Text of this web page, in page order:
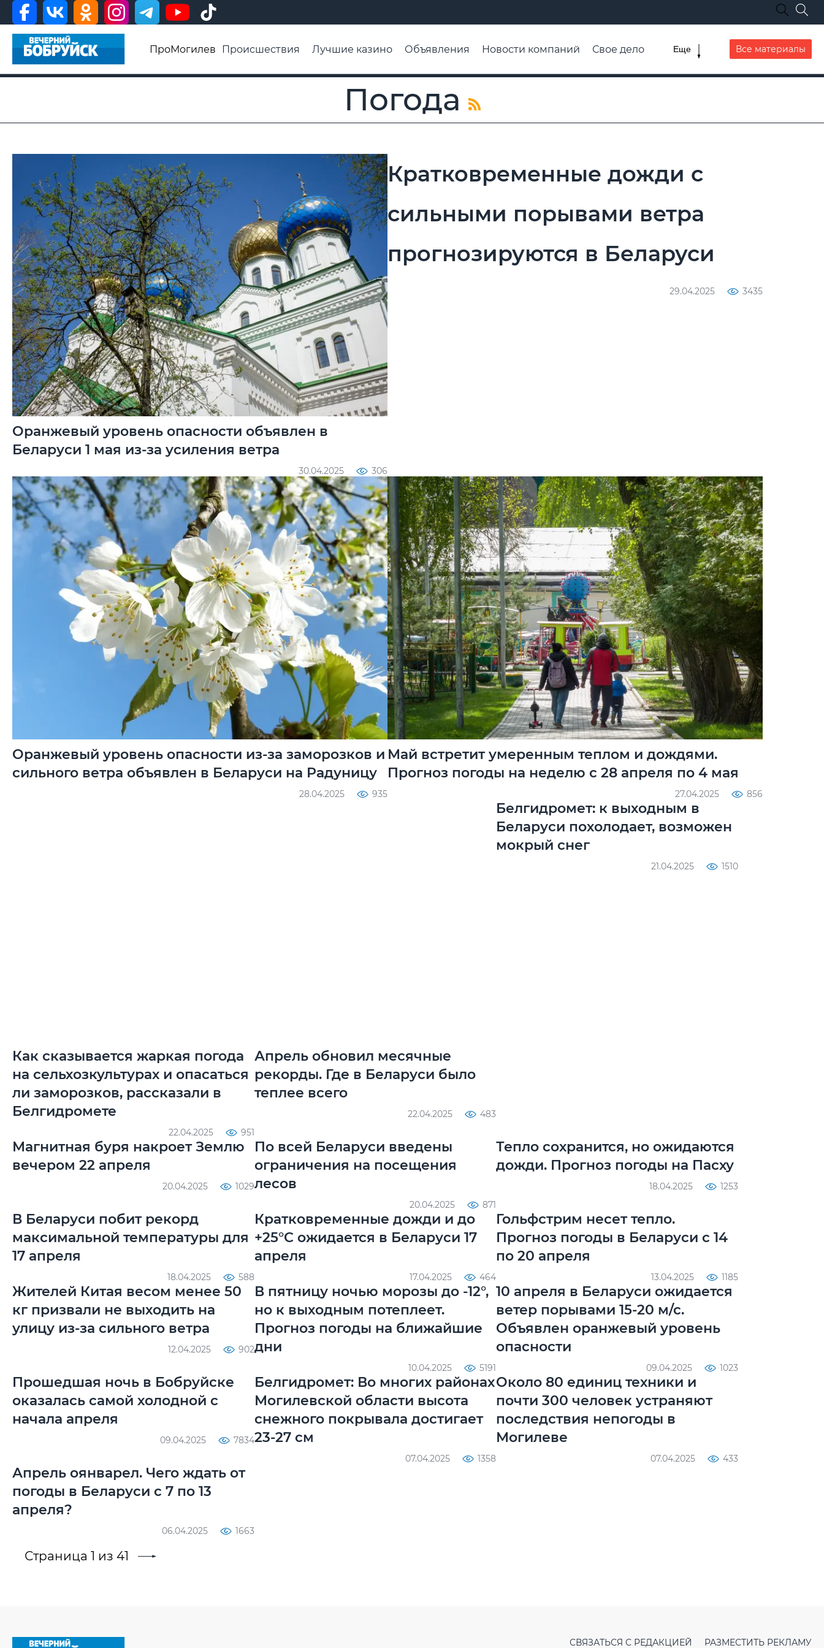
ПроМогилев Происшествия Лучшие казино Объявления Новости компаний
Свое дело
Видео ВБ
Еще Все материалы
Погода
Оранжевый уровень опасности объявлен в
Беларуси 1 мая из-за усиления ветра
30.04.2025 306
Кратковременные дожди с
сильными порывами ветра
прогнозируются в Беларуси
29.04.2025 3435
Оранжевый уровень опасности из-за заморозков и
сильного ветра объявлен в Беларуси на Радуницу
28.04.2025 935
Май встретит умеренным теплом и дождями.
Прогноз погоды на неделю с 28 апреля по 4 мая
27.04.2025 856
Как сказывается жаркая погода
на сельхозкультурах и опасаться
ли заморозков, рассказали в
Белгидромете
22.04.2025 951
Апрель обновил месячные
рекорды. Где в Беларуси было
теплее всего
22.04.2025 483
Белгидромет: к выходным в
Беларуси похолодает, возможен
мокрый снег
21.04.2025 1510
Магнитная буря накроет Землю
вечером 22 апреля
20.04.2025 1029
По всей Беларуси введены
ограничения на посещения
лесов
20.04.2025 871
Тепло сохранится, но ожидаются
дожди. Прогноз погоды на Пасху
18.04.2025 1253
В Беларуси побит рекорд
максимальной температуры для
17 апреля
18.04.2025 588
Кратковременные дожди и до
+25°С ожидается в Беларуси 17
апреля
17.04.2025 464
Гольфстрим несет тепло.
Прогноз погоды в Беларуси с 14
по 20 апреля
13.04.2025 1185
Жителей Китая весом менее 50
кг призвали не выходить на
улицу из-за сильного ветра
12.04.2025 902
В пятницу ночью морозы до -12°,
но к выходным потеплеет.
Прогноз погоды на ближайшие
дни
10.04.2025 5191
10 апреля в Беларуси ожидается
ветер порывами 15-20 м/с.
Объявлен оранжевый уровень
опасности
09.04.2025 1023
Прошедшая ночь в Бобруйске
оказалась самой холодной с
начала апреля
09.04.2025 7834
Белгидромет: Во многих районах
Могилевской области высота
снежного покрывала достигает
23-27 см
07.04.2025 1358
Около 80 единиц техники и
почти 300 человек устраняют
последствия непогоды в
Могилеве
07.04.2025 433
Апрель оянварел. Чего ждать от
погоды в Беларуси с 7 по 13
апреля?
06.04.2025 1663
Страница 1 из 41
СВЯЗАТЬСЯ С РЕДАКЦИЕЙ РАЗМЕСТИТЬ РЕКЛАМУ